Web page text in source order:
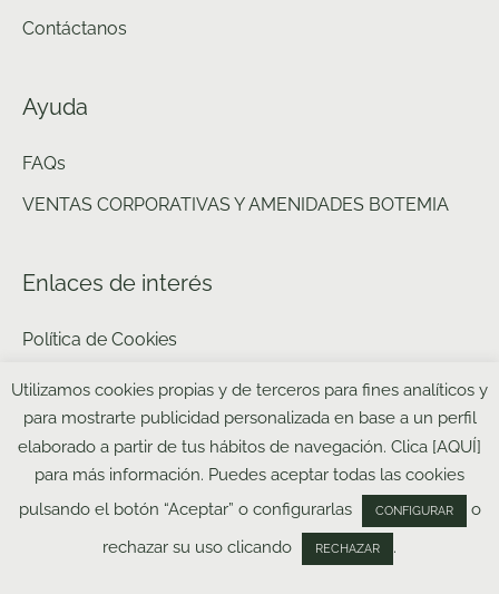
Contáctanos
Ayuda
FAQs
VENTAS CORPORATIVAS Y AMENIDADES BOTEMIA
Enlaces de interés
Política de Cookies
Política de privacidad y aviso legal web
Política de Pagos
Política de Envíos
Utilizamos cookies propias y de terceros para fines analíticos y
para mostrarte publicidad personalizada en base a un perfil
elaborado a partir de tus hábitos de navegación. Clica [AQUÍ]
para más información. Puedes aceptar todas las cookies
pulsando el botón “Aceptar” o configurarlas
CONFIGURAR
o
rechazar su uso clicando
RECHAZAR .